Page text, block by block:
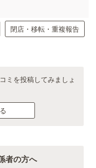
閉店・移転・重複報告
ミを投稿してみましょ
者の方へ